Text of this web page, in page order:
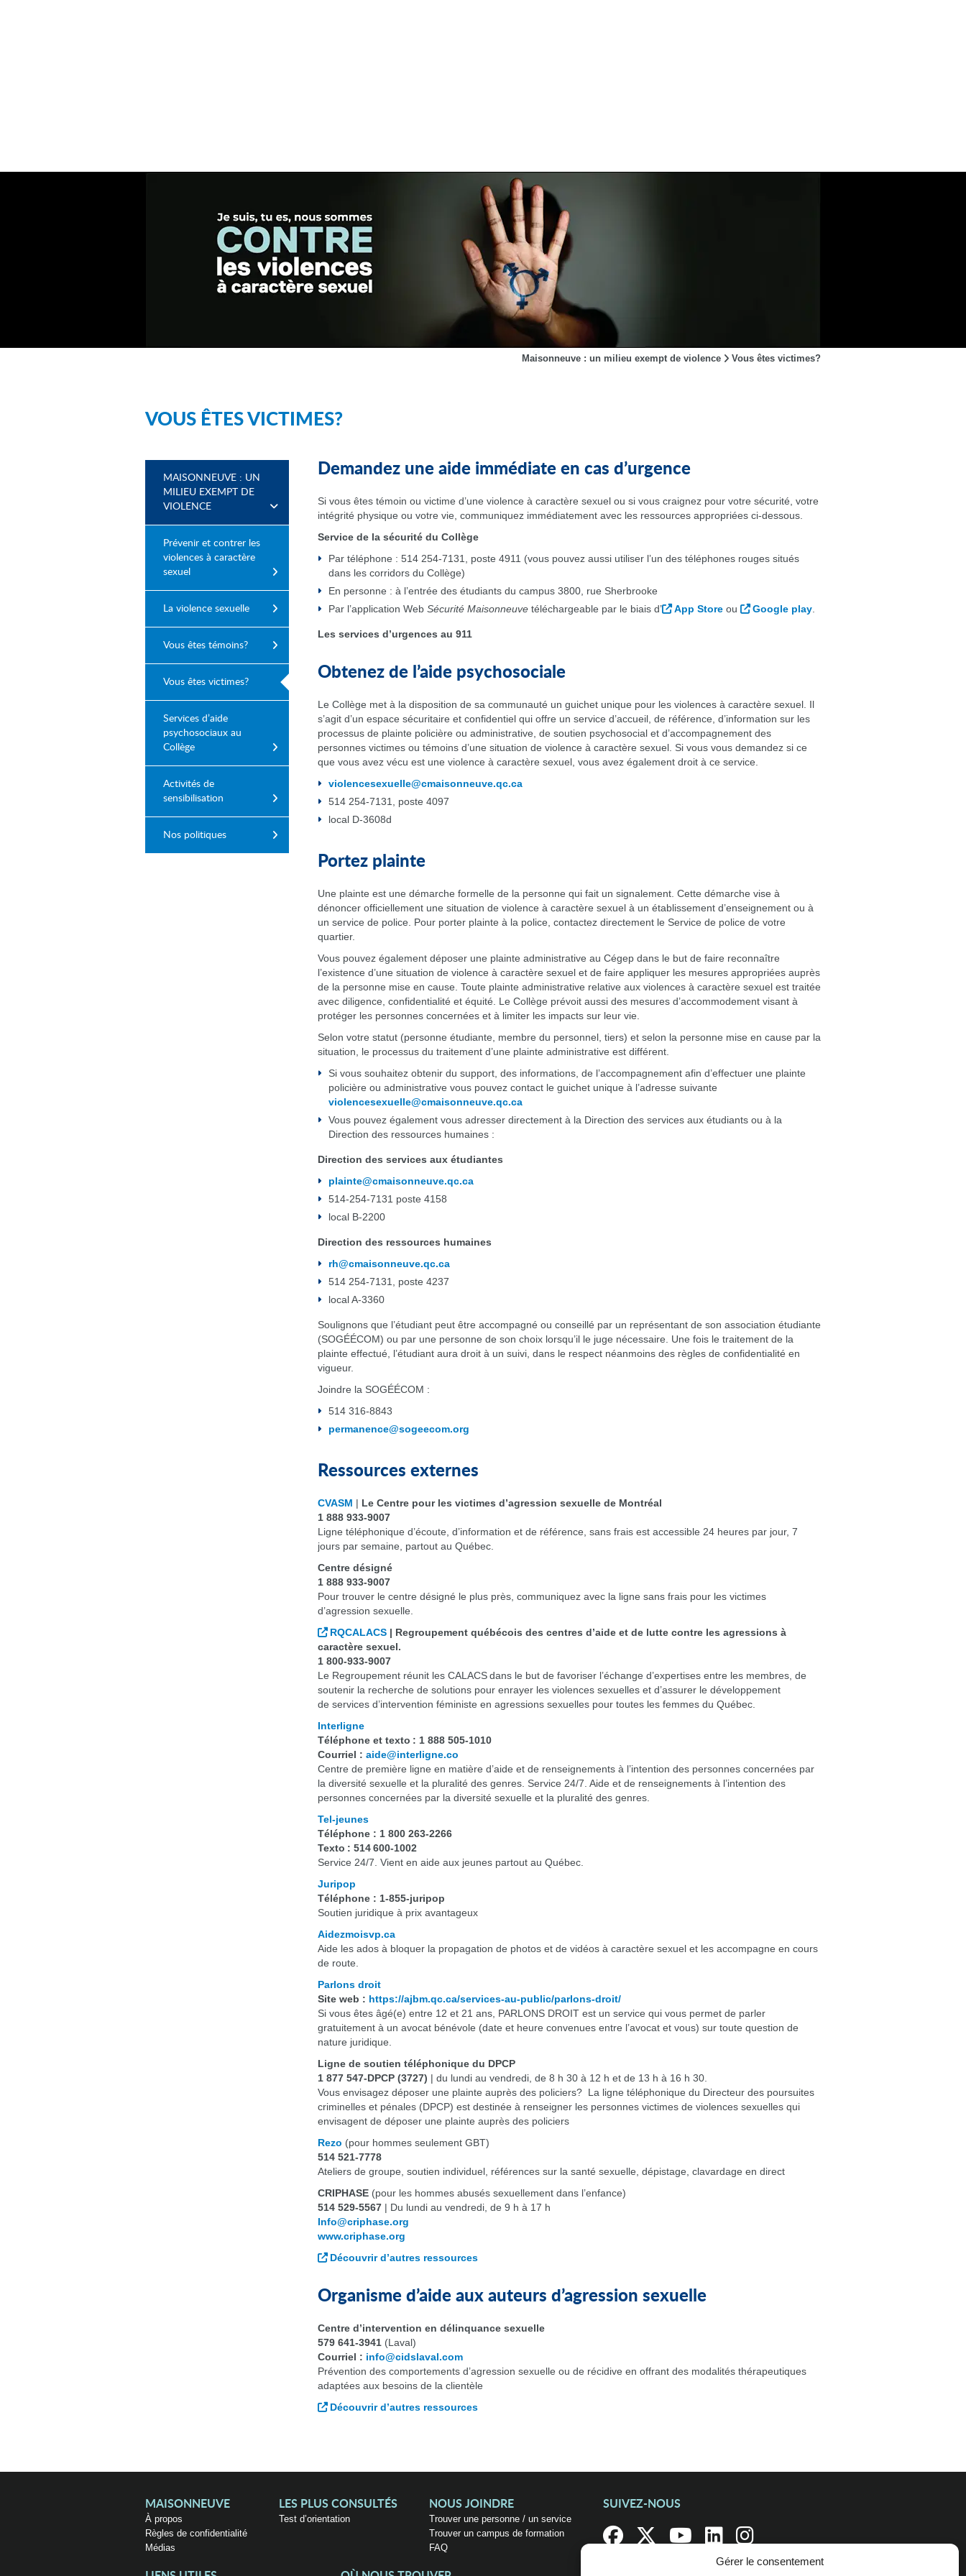
Gérer le consentement
Maisonneuve : un milieu exempt de violence Vous êtes victimes?
VOUS ÊTES VICTIMES?
MAISONNEUVE : UN
MILIEU EXEMPT DE
VIOLENCE
Prévenir et contrer les
violences à caractère
sexuel
La violence sexuelle
Vous êtes témoins?
Vous êtes victimes?
Services d’aide
psychosociaux au
Collège
Activités de
sensibilisation
Nos politiques
Demandez une aide immédiate en cas d’urgence
Si vous êtes témoin ou victime d’une violence à caractère sexuel ou si vous craignez pour votre sécurité, votre
intégrité physique ou votre vie, communiquez immédiatement avec les ressources appropriées ci-dessous.
Service de la sécurité du Collège
Par téléphone : 514 254-7131, poste 4911 (vous pouvez aussi utiliser l’un des téléphones rouges situés
dans les corridors du Collège)
En personne : à l’entrée des étudiants du campus 3800, rue Sherbrooke
Par l’application Web Sécurité Maisonneuve téléchargeable par le biais d’ App Store ou Google play
Les services d’urgences au 911
Obtenez de l’aide psychosociale
Le Collège met à la disposition de sa communauté un guichet unique pour les violences à caractère sexuel. Il
s’agit d’un espace sécuritaire et confidentiel qui offre un service d’accueil, de référence, d’information sur les
processus de plainte policière ou administrative, de soutien psychosocial et d’accompagnement des
personnes victimes ou témoins d’une situation de violence à caractère sexuel. Si vous vous demandez si ce
que vous avez vécu est une violence à caractère sexuel, vous avez également droit à ce service.
violencesexuelle@cmaisonneuve.qc.ca
514 254-7131, poste 4097
local D-3608d
Portez plainte
Une plainte est une démarche formelle de la personne qui fait un signalement. Cette démarche vise à
dénoncer officiellement une situation de violence à caractère sexuel à un établissement d’enseignement ou à
un service de police. Pour porter plainte à la police, contactez directement le Service de police de votre
quartier.
Vous pouvez également déposer une plainte administrative au Cégep dans le but de faire reconnaître
l’existence d’une situation de violence à caractère sexuel et de faire appliquer les mesures appropriées auprès
de la personne mise en cause. Toute plainte administrative relative aux violences à caractère sexuel est traitée
avec diligence, confidentialité et équité. Le Collège prévoit aussi des mesures d’accommodement visant à
protéger les personnes concernées et à limiter les impacts sur leur vie.
Selon votre statut (personne étudiante, membre du personnel, tiers) et selon la personne mise en cause par la
situation, le processus du traitement d’une plainte administrative est différent.
Si vous souhaitez obtenir du support, des informations, de l’accompagnement afin d’effectuer une plainte
policière ou administrative vous pouvez contact le guichet unique à l’adresse suivante
violencesexuelle@cmaisonneuve.qc.ca
Vous pouvez également vous adresser directement à la Direction des services aux étudiants ou à la
Direction des ressources humaines :
Direction des services aux étudiantes
plainte@cmaisonneuve.qc.ca
514-254-7131 poste 4158
local B-2200
Direction des ressources humaines
rh@cmaisonneuve.qc.ca
514 254-7131, poste 4237
local A-3360
Soulignons que l’étudiant peut être accompagné ou conseillé par un représentant de son association étudiante
(SOGÉÉCOM) ou par une personne de son choix lorsqu’il le juge nécessaire. Une fois le traitement de la
plainte effectué, l’étudiant aura droit à un suivi, dans le respect néanmoins des règles de confidentialité en
vigueur.
Joindre la SOGÉÉCOM :
514 316-8843
permanence@sogeecom.org
Ressources externes
CVASM | Le Centre pour les victimes d’agression sexuelle de Montréal
1 888 933-9007
Ligne téléphonique d’écoute, d’information et de référence, sans frais est accessible 24 heures par jour, 7
jours par semaine, partout au Québec.
Centre désigné
1 888 933-9007
Pour trouver le centre désigné le plus près, communiquez avec la ligne sans frais pour les victimes
d’agression sexuelle.
RQCALACS | Regroupement québécois des centres d’aide et de lutte contre les agressions à
caractère sexuel.
1 800-933-9007
Le Regroupement réunit les CALACS dans le but de favoriser l’échange d’expertises entre les membres, de
soutenir la recherche de solutions pour enrayer les violences sexuelles et d’assurer le développement
de services d’intervention féministe en agressions sexuelles pour toutes les femmes du Québec.
Interligne
Téléphone et texto : 1 888 505-1010
Courriel : aide@interligne.co
Centre de première ligne en matière d’aide et de renseignements à l’intention des personnes concernées par
la diversité sexuelle et la pluralité des genres. Service 24/7. Aide et de renseignements à l’intention des
personnes concernées par la diversité sexuelle et la pluralité des genres.
Tel-jeunes
Téléphone : 1 800 263-2266
Texto : 514 600-1002
Service 24/7. Vient en aide aux jeunes partout au Québec.
Juripop
Téléphone : 1-855-juripop
Soutien juridique à prix avantageux
Aidezmoisvp.ca
Aide les ados à bloquer la propagation de photos et de vidéos à caractère sexuel et les accompagne en cours
de route.
Parlons droit
Site web : https://ajbm.qc.ca/services-au-public/parlons-droit/
Si vous êtes âgé(e) entre 12 et 21 ans, PARLONS DROIT est un service qui vous permet de parler
gratuitement à un avocat bénévole (date et heure convenues entre l’avocat et vous) sur toute question de
nature juridique.
Ligne de soutien téléphonique du DPCP
1 877 547-DPCP (3727) | du lundi au vendredi, de 8 h 30 à 12 h et de 13 h à 16 h 30.
Vous envisagez déposer une plainte auprès des policiers? La ligne téléphonique du Directeur des poursuites
criminelles et pénales (DPCP) est destinée à renseigner les personnes victimes de violences sexuelles qui
envisagent de déposer une plainte auprès des policiers
Rezo (pour hommes seulement GBT)
514 521-7778
Ateliers de groupe, soutien individuel, références sur la santé sexuelle, dépistage, clavardage en direct
CRIPHASE (pour les hommes abusés sexuellement dans l’enfance)
514 529-5567 | Du lundi au vendredi, de 9 h à 17 h
Info@criphase.org
www.criphase.org
Découvrir d’autres ressources
Organisme d’aide aux auteurs d’agression sexuelle
Centre d’intervention en délinquance sexuelle
579 641-3941 (Laval)
Courriel : info@cidslaval.com
Prévention des comportements d’agression sexuelle ou de récidive en offrant des modalités thérapeutiques
adaptées aux besoins de la clientèle
Découvrir d’autres ressources
MAISONNEUVE
À propos
Règles de confidentialité
Médias
LES PLUS CONSULTÉS
Test d’orientation
NOUS JOINDRE
Trouver une personne / un service
Trouver un campus de formation
FAQ
SUIVEZ-NOUS